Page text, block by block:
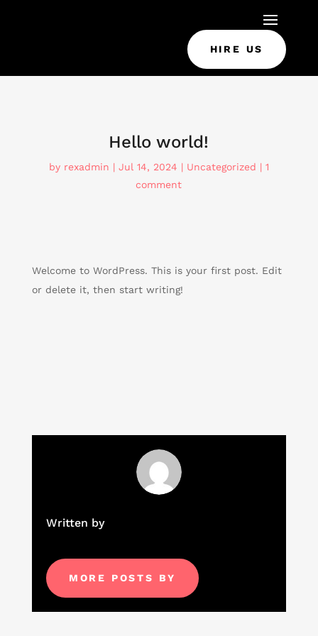
HIRE US
Hello world!
by rexadmin | Jul 14, 2024 | Uncategorized | 1
comment
Welcome to WordPress. This is your first post. Edit
or delete it, then start writing!
Written by
MORE POSTS BY